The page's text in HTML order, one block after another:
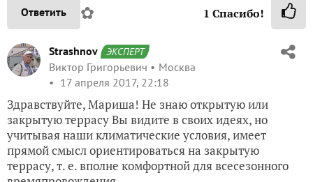
Ответить ✿ 1 Спасибо!
Strashnov ЭКСПЕРТ
Виктор Григорьевич
Москва
17 апреля 2017, 22:18
Здравствуйте, Мариша! Не знаю открытую или
закрытую террасу Вы видите в своих идеях, но
учитывая наши климатические условия, имеет
прямой смысл ориентироваться на закрытую
террасу, т. е. вполне комфортной для всесезонного